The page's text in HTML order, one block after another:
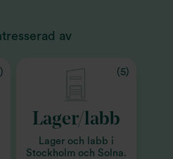
av
Lager/labb
Lager och labb i
Stockholm och Solna.
(5)